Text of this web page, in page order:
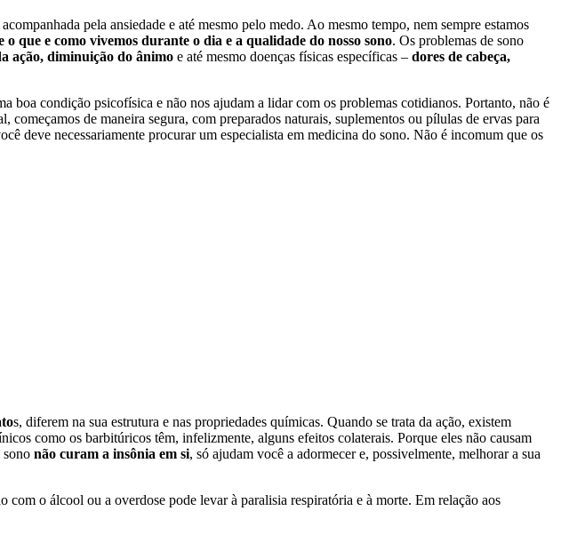
pela ansiedade e até mesmo pelo medo. Ao mesmo tempo, nem sempre estamos
o que e como vivemos durante o dia e a qualidade do nosso sono. Os problemas de sono
ação, diminuição do ânimo e até mesmo doenças físicas específicas – dores de cabeça,
boa condição psicofísica e não nos ajudam a lidar com os problemas cotidianos. Portanto, não é
começamos de maneira segura, com preparados naturais, suplementos ou pílulas de ervas para
deve necessariamente procurar um especialista em medicina do sono. Não é incomum que os
s, diferem na sua estrutura e nas propriedades químicas. Quando se trata da ação, existem
como os barbitúricos têm, infelizmente, alguns efeitos colaterais. Porque eles não causam
sono não curam a insônia em si, só ajudam você a adormecer e, possivelmente, melhorar a sua
o álcool ou a overdose pode levar à paralisia respiratória e à morte. Em relação aos